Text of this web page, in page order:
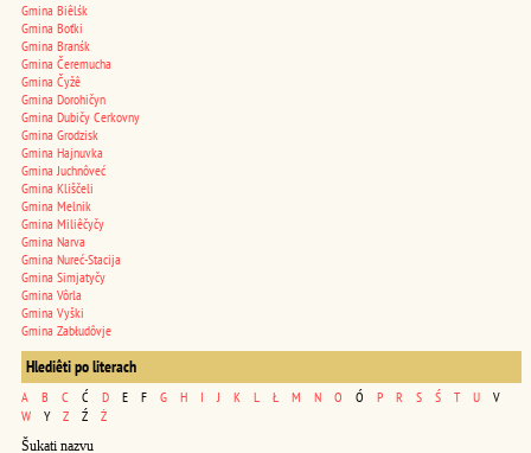
Gmina Biêlśk
Gmina Boťki
Gmina Branśk
Gmina Čeremucha
Gmina Čyžê
Gmina Dorohičyn
Gmina Dubičy Cerkovny
Gmina Grodzisk
Gmina Hajnuvka
Gmina Juchnôveć
Gmina Kliščeli
Gmina Melnik
Gmina Miliêčyčy
Gmina Narva
Gmina Nureć-Stacija
Gmina Simjatyčy
Gmina Vôrla
Gmina Vyški
Gmina Zabłudôvje
Hlediêti po literach
A B C Ć D E F G H I J K L Ł M N O Ó P R S Ś T U
V
W
Y Z Ź Ż
Šukati nazvu